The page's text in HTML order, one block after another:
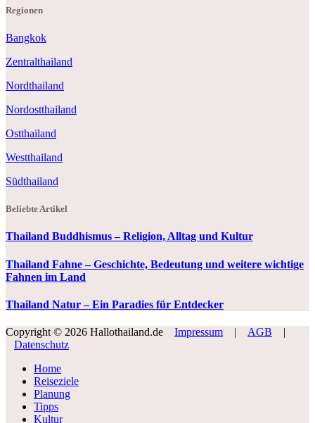
Regionen
Bangkok
Zentralthailand
Nordthailand
Nordostthailand
Ostthailand
Westthailand
Südthailand
Beliebte Artikel
Thailand Buddhismus – Religion, Alltag und Kultur
Thailand Fahne – Geschichte, Bedeutung und weitere wichtige
Fahnen im Land
Thailand Natur – Ein Paradies für Entdecker
Copyright © 2026 Hallothailand.de Impressum | AGB
|
Datenschutz
Home
Reiseziele
Planung
Tipps
Kultur